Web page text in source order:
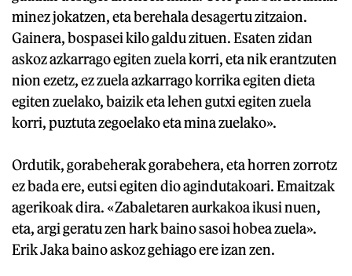
minez jokatzen, eta berehala desagertu zitzaion.
Gainera, bospasei kilo galdu zituen. Esaten zidan
askoz azkarrago egiten zuela korri, eta nik erantzuten
nion ezetz, ez zuela azkarrago korrika egiten dieta
egiten zuelako, baizik eta lehen gutxi egiten zuela
korri, puztuta zegoelako eta mina zuelako».
Ordutik, gorabeherak gorabehera, eta horren zorrotz
ez bada ere, eutsi egiten dio agindutakoari. Emaitzak
agerikoak dira. «Zabaletaren aurkakoa ikusi nuen,
eta, argi geratu zen hark baino sasoi hobea zuela».
Erik Jaka baino askoz gehiago ere izan zen.